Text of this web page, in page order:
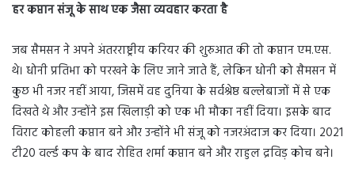
हर कप्तान संजू के साथ एक जैसा व्यवहार करता है
जब सैमसन ने अपने अंतरराष्ट्रीय करियर की शुरुआत की तो कप्तान एम.एस.
थे। धोनी प्रतिभा को परखने के लिए जाने जाते हैं, लेकिन धोनी को सैमसन में
कुछ भी नजर नहीं आया, जिसमें वह दुनिया के सर्वश्रेष्ठ बल्लेबाजों में से एक
दिखते थे और उन्होंने इस खिलाड़ी को एक भी मौका नहीं दिया। इसके बाद
विराट कोहली कप्तान बने और उन्होंने भी संजू को नजरअंदाज कर दिया। 2021
टी20 वर्ल्ड कप के बाद रोहित शर्मा कप्तान बने और राहुल द्रविड़ कोच बने।